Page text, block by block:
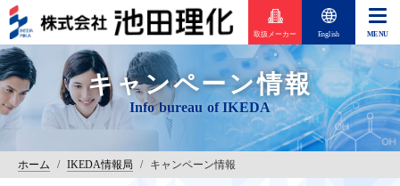
取扱メーカー English
キャンペーン情報
ホーム / IKEDA情報局 / キャンペーン情報